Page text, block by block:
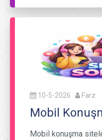
10-5-2026 Farz
Mobil
Mobil konuşma